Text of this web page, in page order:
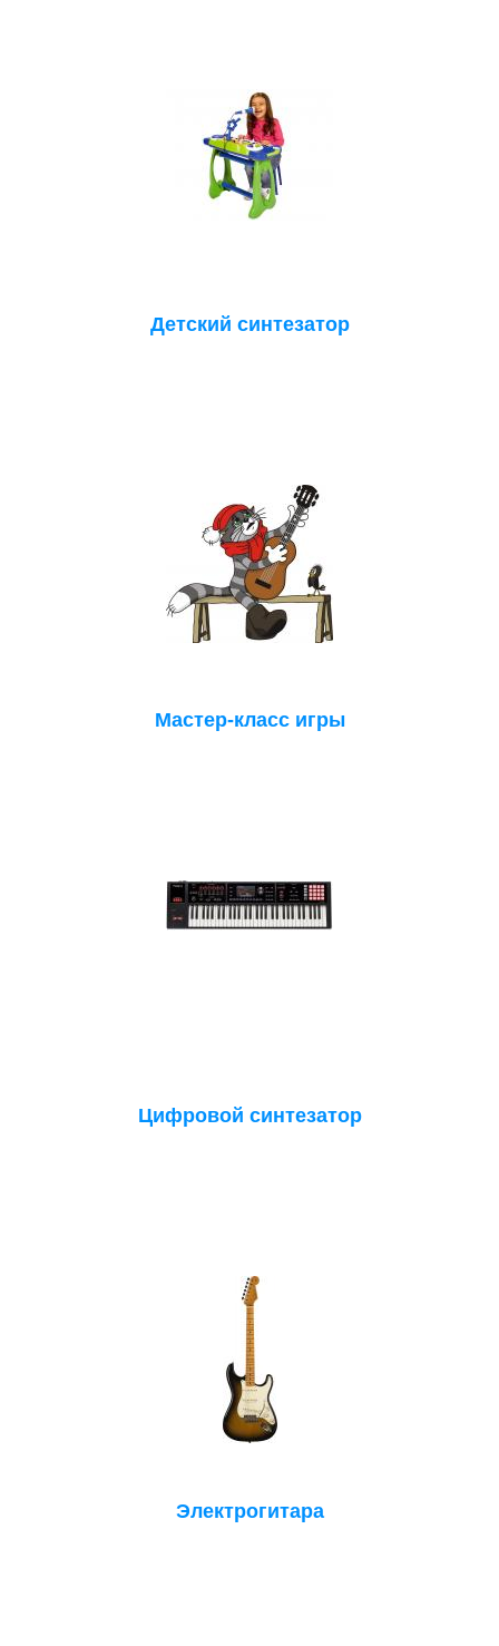
Детский синтезатор
Мастер-класс игры
Цифровой синтезатор
Электрогитара